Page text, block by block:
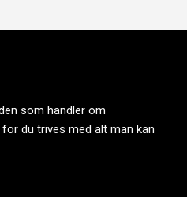
som handler om
du trives med alt man kan